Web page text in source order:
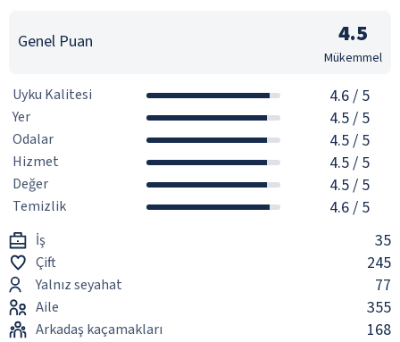
Genel Puan 4.5
Mükemmel
Uyku Kalitesi 4.6/ 5
Yer 4.5/ 5
Odalar 4.5/ 5
Hizmet 4.5/ 5
Değer 4.5/ 5
Temizlik 4.6/ 5
İş 35
Çift 245
Yalnız seyahat 77
Aile 355
Arkadaş kaçamakları 168